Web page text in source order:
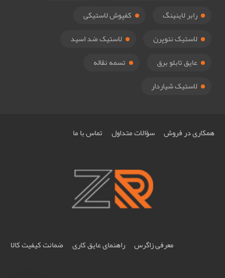
رابر لاینینگ
کفپوش لاستیکی
لاستیک نئوپرن
لاستیک ضد اسید
عایق تابلو برق
تسمه نقاله
لاستیک شیاردار
همکاری در فروش سؤالات متداول تماس با ما
معرفی زاگرس راهنمای عایق کاری ضمانت کیفیت کالا